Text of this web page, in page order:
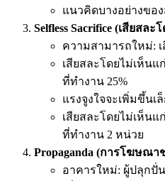
แนวคิดบางอย่างขอ
Selfless Sacrifice (เสียสล
ความสามารถใหม่:
เสียสละโดยไม่เห็น
ที่ทำงาน 25%
แรงจูงใจจะเพิ่มขึ้นเ
เสียสละโดยไม่เห็น
ที่ทำงาน 2 หน่วย
Propaganda (การโฆษณา
อาคารใหม่: ผู้ปลุกปั่น